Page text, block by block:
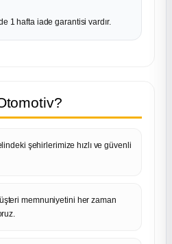
1 hafta iade garantisi vardır.
şehirlerimize hızlı ve güvenli
memnuniyetini her zaman